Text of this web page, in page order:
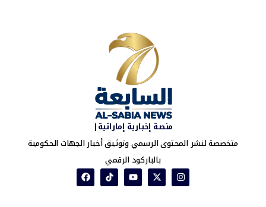
منصة إخبارية إماراتية|
متخصصة لنشر المحتوى الرسمي وتوثيق أخبار الجهات الحكومية
بالباركود الرقمي